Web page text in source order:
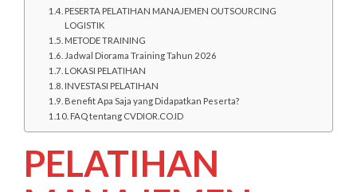
PESERTA PELATIHAN MANAJEMEN OUTSOURCING
LOGISTIK
METODE TRAINING
Jadwal Diorama Training Tahun 2026
LOKASI PELATIHAN
INVESTASI PELATIHAN
Benefit Apa Saja yang Didapatkan Peserta?
FAQ tentang CVDIOR.CO.ID
PELATIHAN